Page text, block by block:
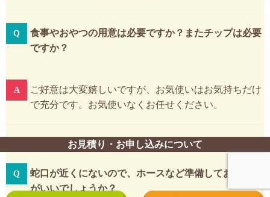
食事やおやつの用意は必要ですか？またチップは必要
ですか？
ご好意は大変嬉しいですが、お気使いはお気持ちだけ
で充分です。お気使いなくお任せください。
お見積り・お申し込みについて
蛇口が近くにないので、ホースなど準備しておいた方
がいいでしょうか？